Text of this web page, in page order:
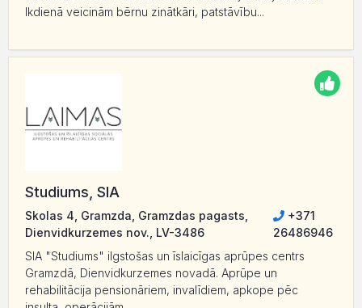
Ikdienā veicinām bērnu zinātkāri, patstāvību...
Studiums, SIA
Skolas 4, Gramzda, Gramzdas pagasts,
Dienvidkurzemes nov., LV-3486
+371
26486946
SIA "Studiums" ilgstošas un īslaicīgas aprūpes centrs
Gramzdā, Dienvidkurzemes novadā. Aprūpe un
rehabilitācija pensionāriem, invalīdiem, apkope pēc